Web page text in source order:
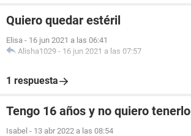
Quiero quedar estéril
Elisa - 16 jun 2021 a las 06:41
Alisha1029 - 16 jun 2021 a las 07:57
1 respuesta
Tengo 16 años y no quiero tenerlo
Isabel - 13 abr 2022 a las 08:54